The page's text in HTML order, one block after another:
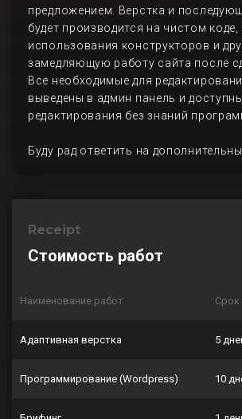
предложением. Верстка и
будет производится на чистом коде,
использования конструкторов и
замедляющую работу сайта после
Все необходимые для
выведены в админ панель и
редактирования без знаний
Буду рад ответить на
Receipt
Стоимость работ
Наименование работ Срок
Адаптивная верстка 5
Программирование (Wordpress) 10